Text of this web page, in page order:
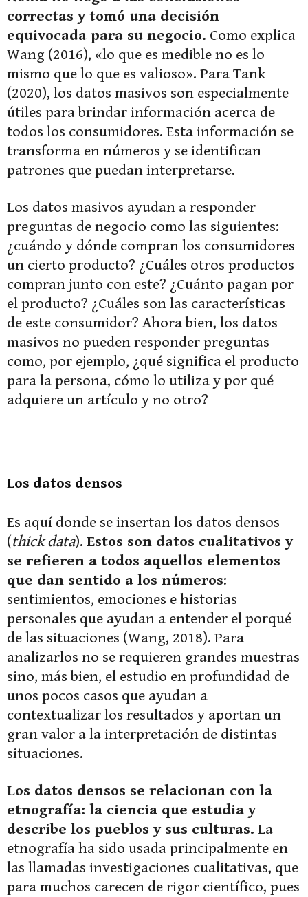
correctas y tomó una decisión
equivocada para su negocio. Como explica
Wang (2016), «lo que es medible no es lo
mismo que lo que es valioso». Para Tank
(2020), los datos masivos son especialmente
útiles para brindar información acerca de
todos los consumidores. Esta información se
transforma en números y se identifican
patrones que puedan interpretarse.
Los datos masivos ayudan a responder
preguntas de negocio como las siguientes:
¿cuándo y dónde compran los consumidores
un cierto producto? ¿Cuáles otros productos
compran junto con este? ¿Cuánto pagan por
el producto? ¿Cuáles son las características
de este consumidor? Ahora bien, los datos
masivos no pueden responder preguntas
como, por ejemplo, ¿qué significa el producto
para la persona, cómo lo utiliza y por qué
adquiere un artículo y no otro?
Los datos densos
Es aquí donde se insertan los datos densos
(thick data). Estos son datos cualitativos y
se refieren a todos aquellos elementos
que dan sentido a los números:
sentimientos, emociones e historias
personales que ayudan a entender el porqué
de las situaciones (Wang, 2018). Para
analizarlos no se requieren grandes muestras
sino, más bien, el estudio en profundidad de
unos pocos casos que ayudan a
contextualizar los resultados y aportan un
gran valor a la interpretación de distintas
situaciones.
Los datos densos se relacionan con la
etnografía: la ciencia que estudia y
describe los pueblos y sus culturas. La
etnografía ha sido usada principalmente en
las llamadas investigaciones cualitativas, que
para muchos carecen de rigor científico, pues